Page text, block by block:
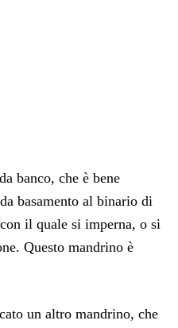
banco, che è bene
basamento al binario di
il quale si imperna, o si
Questo mandrino è
un altro mandrino, che